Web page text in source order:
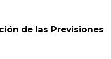
de las Previsiones